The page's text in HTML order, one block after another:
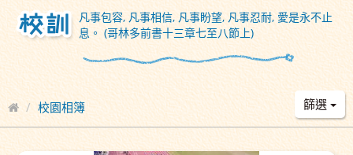
凡事包容, 凡事相信, 凡事盼望, 凡事忍耐, 愛是永不止
息。 (哥林多前書十三章七至八節上)
校園相簿 篩選